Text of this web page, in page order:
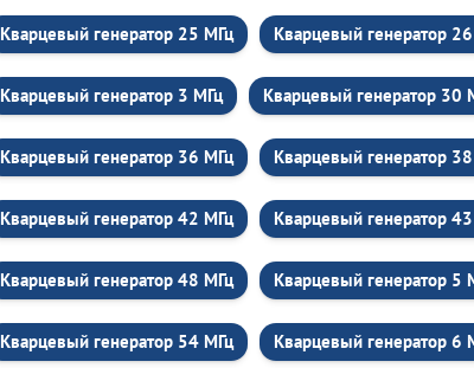
Кварцевый генератор 25 МГц Кварцевый генератор
Кварцевый генератор 3 МГц Кварцевый генератор 30
Кварцевый генератор 36 МГц Кварцевый генератор
Кварцевый генератор 42 МГц Кварцевый генератор
Кварцевый генератор 48 МГц Кварцевый генератор 5
Кварцевый генератор 54 МГц Кварцевый генератор 6